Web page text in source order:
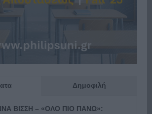
Δημοφιλή
ΒΙΣΣΗ – «ΟΛΟ ΠΙΟ ΠΑΝΩ»: